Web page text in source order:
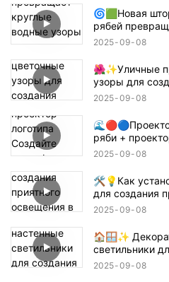
🌀🟩Новая
рябей
в
2025 09 08
🌺✨Уличные
узоры для
атмосферы!
2025 09 08
ряби +
атмосферу в
2025 09 08
🛠️💡Как
для создания
помещении —
2025 09 08
🏠🪟✨
светильники
помещении
2025 09 08